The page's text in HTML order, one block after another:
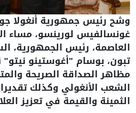
وشح رئيس جمهورية أنغولا
غونسالفيس لورينسو، مساء
العاصمة، رئيس الجمهورية،
تبون، بوسام "أغوستينو نيتو"
مظاهر الصداقة الصريحة
الشعب الأنغولي وكذلك
الثمينة والقيمة في تعزيز